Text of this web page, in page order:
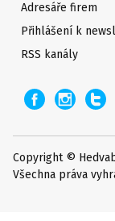
Adresáře firem
Přihlášení k
RSS kanály
Copyright ©
Všechna práva